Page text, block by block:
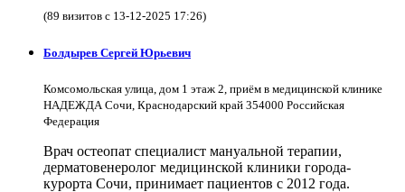
(89 визитов с 13-12-2025 17:26)
Болдырев Сергей Юрьевич
Комсомольская улица, дом 1 этаж 2, приём в медицинской клинике
НАДЕЖДА Сочи, Краснодарский край 354000 Российская
Федерация
Врач остеопат специалист мануальной терапии,
дерматовенеролог медицинской клиники города-
курорта Сочи, принимает пациентов с 2012 года.